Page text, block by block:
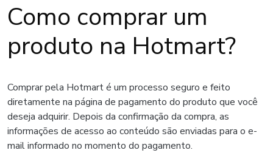
Como comprar um
produto na Hotmart?
Comprar pela Hotmart é um processo seguro e feito
diretamente na página de pagamento do produto que você
deseja adquirir. Depois da confirmação da compra, as
informações de acesso ao conteúdo são enviadas para o e-
mail informado no momento do pagamento.